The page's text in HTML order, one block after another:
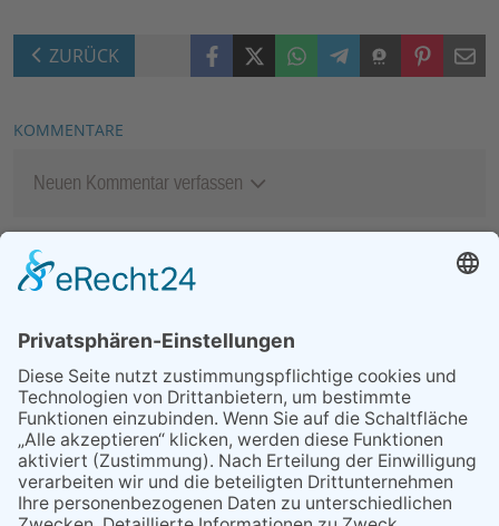
ZURÜCK FacebookX (Twitter)WhatsAppTelegramThreemaPinterestMail
KOMMENTARE
Neuen Kommentar verfassen
MEIST GELESEN
Ladies – mehr als ein
Flohmarkt
07.08.2026
Regelmäßige
Veranstaltungen
06.08.2026
13. Folk- & Bluesfestival
kehrt zurück zu seinen
Wurzeln